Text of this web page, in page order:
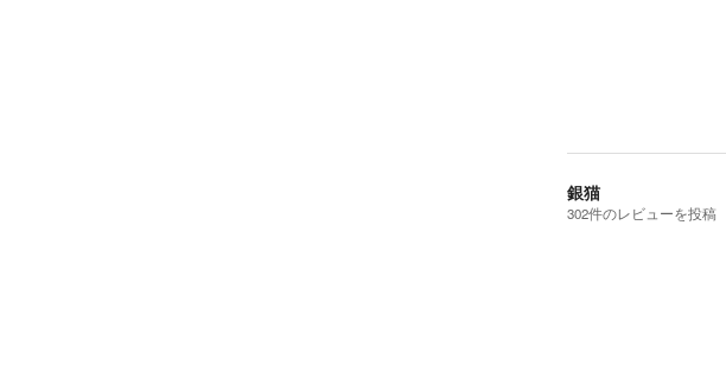
銀猫
302件のレビューを投稿